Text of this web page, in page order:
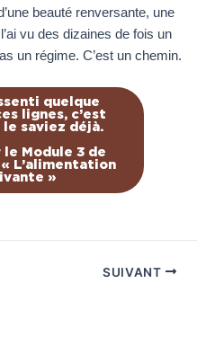
beauté renversante, une
vu des dizaines de fois un
un régime. C’est un chemin.
quelque
lignes, c’est
le saviez déjà.
Module 3 de
L’alimentation
»
SUIVANT